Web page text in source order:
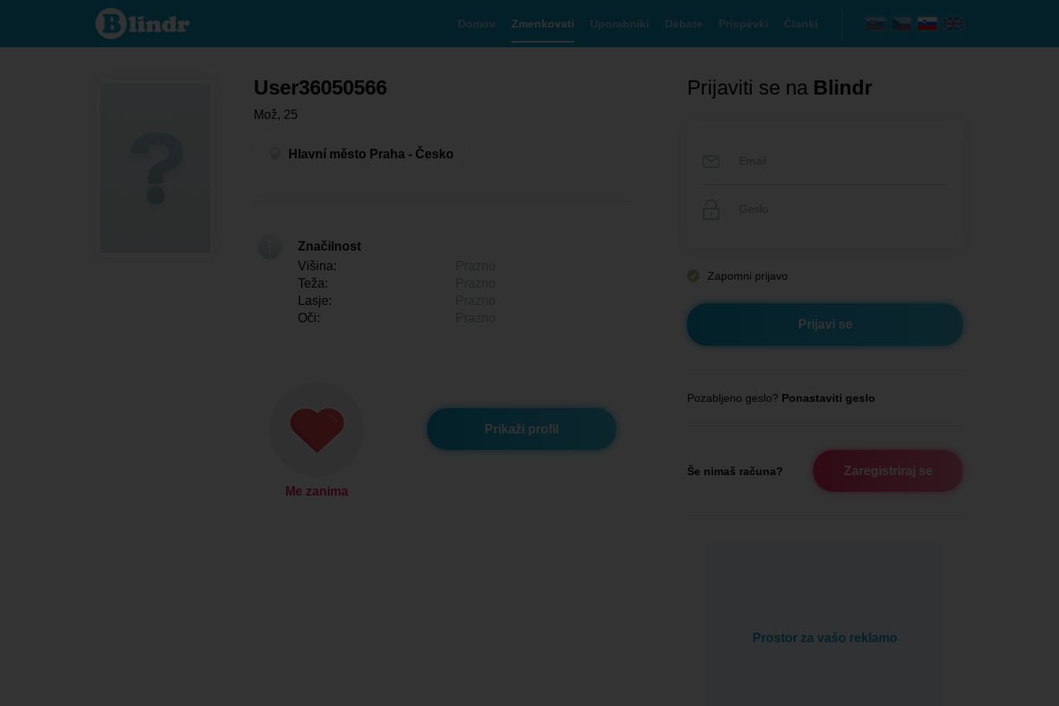
User36050566
- On išče
nekoga
Domov Zmenkovati Uporabniki Debate Prispevki Članki
User36050566
Mož, 25
Hlavní město Praha - Česko
Značilnost
Višina:
Teža:
Lasje:
Oči:
Me zanima
Prikaži profil
Prijaviti se na Blindr
Zapomni prijavo
Pozabljeno geslo? Ponastaviti geslo
Še nimaš računa? Zaregistriraj se
Prostor za vašo reklamo